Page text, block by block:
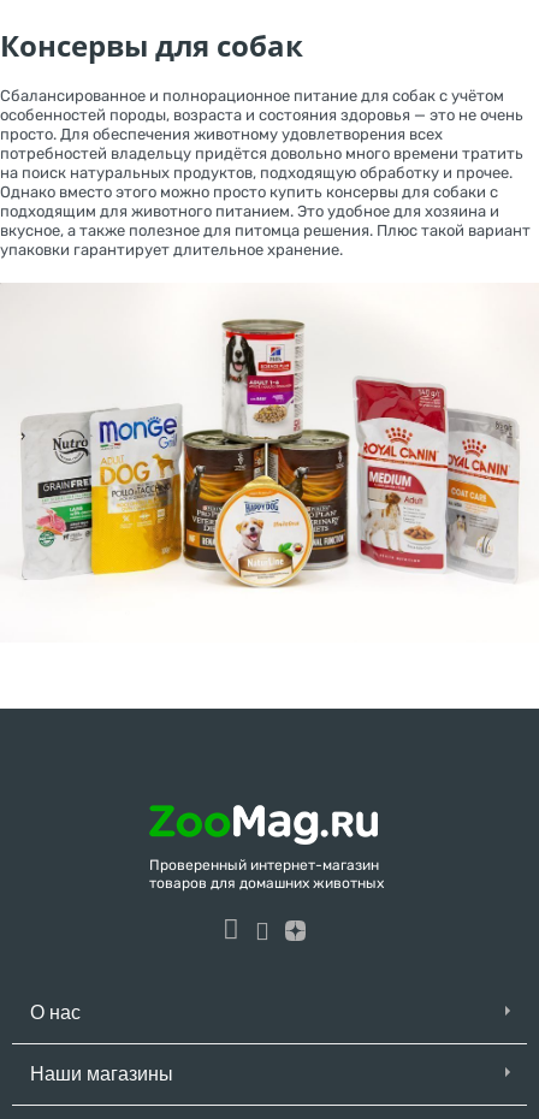
Консервы для собак
Сбалансированное и полнорационное питание для собак с учётом
особенностей породы, возраста и состояния здоровья — это не очень
просто. Для обеспечения животному удовлетворения всех
потребностей владельцу придётся довольно много времени тратить
на поиск натуральных продуктов, подходящую обработку и прочее.
Однако вместо этого можно просто купить консервы для собаки с
подходящим для животного питанием. Это удобное для хозяина и
вкусное, а также полезное для питомца решения. Плюс такой вариант
упаковки гарантирует длительное хранение.
Проверенный интернет-магазин
товаров для домашних животных
О нас
Наши магазины